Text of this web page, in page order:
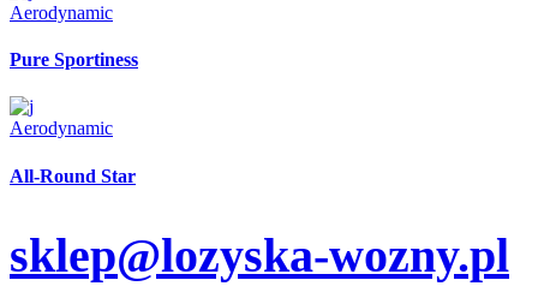
Aerodynamic
Pure Sportiness
Aerodynamic
All-Round Star
sklep@lozyska-wozny.pl